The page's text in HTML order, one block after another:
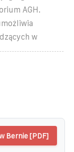
AGH.
w
Bernie [PDF]